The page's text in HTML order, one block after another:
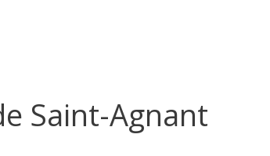
Saint-Agnant